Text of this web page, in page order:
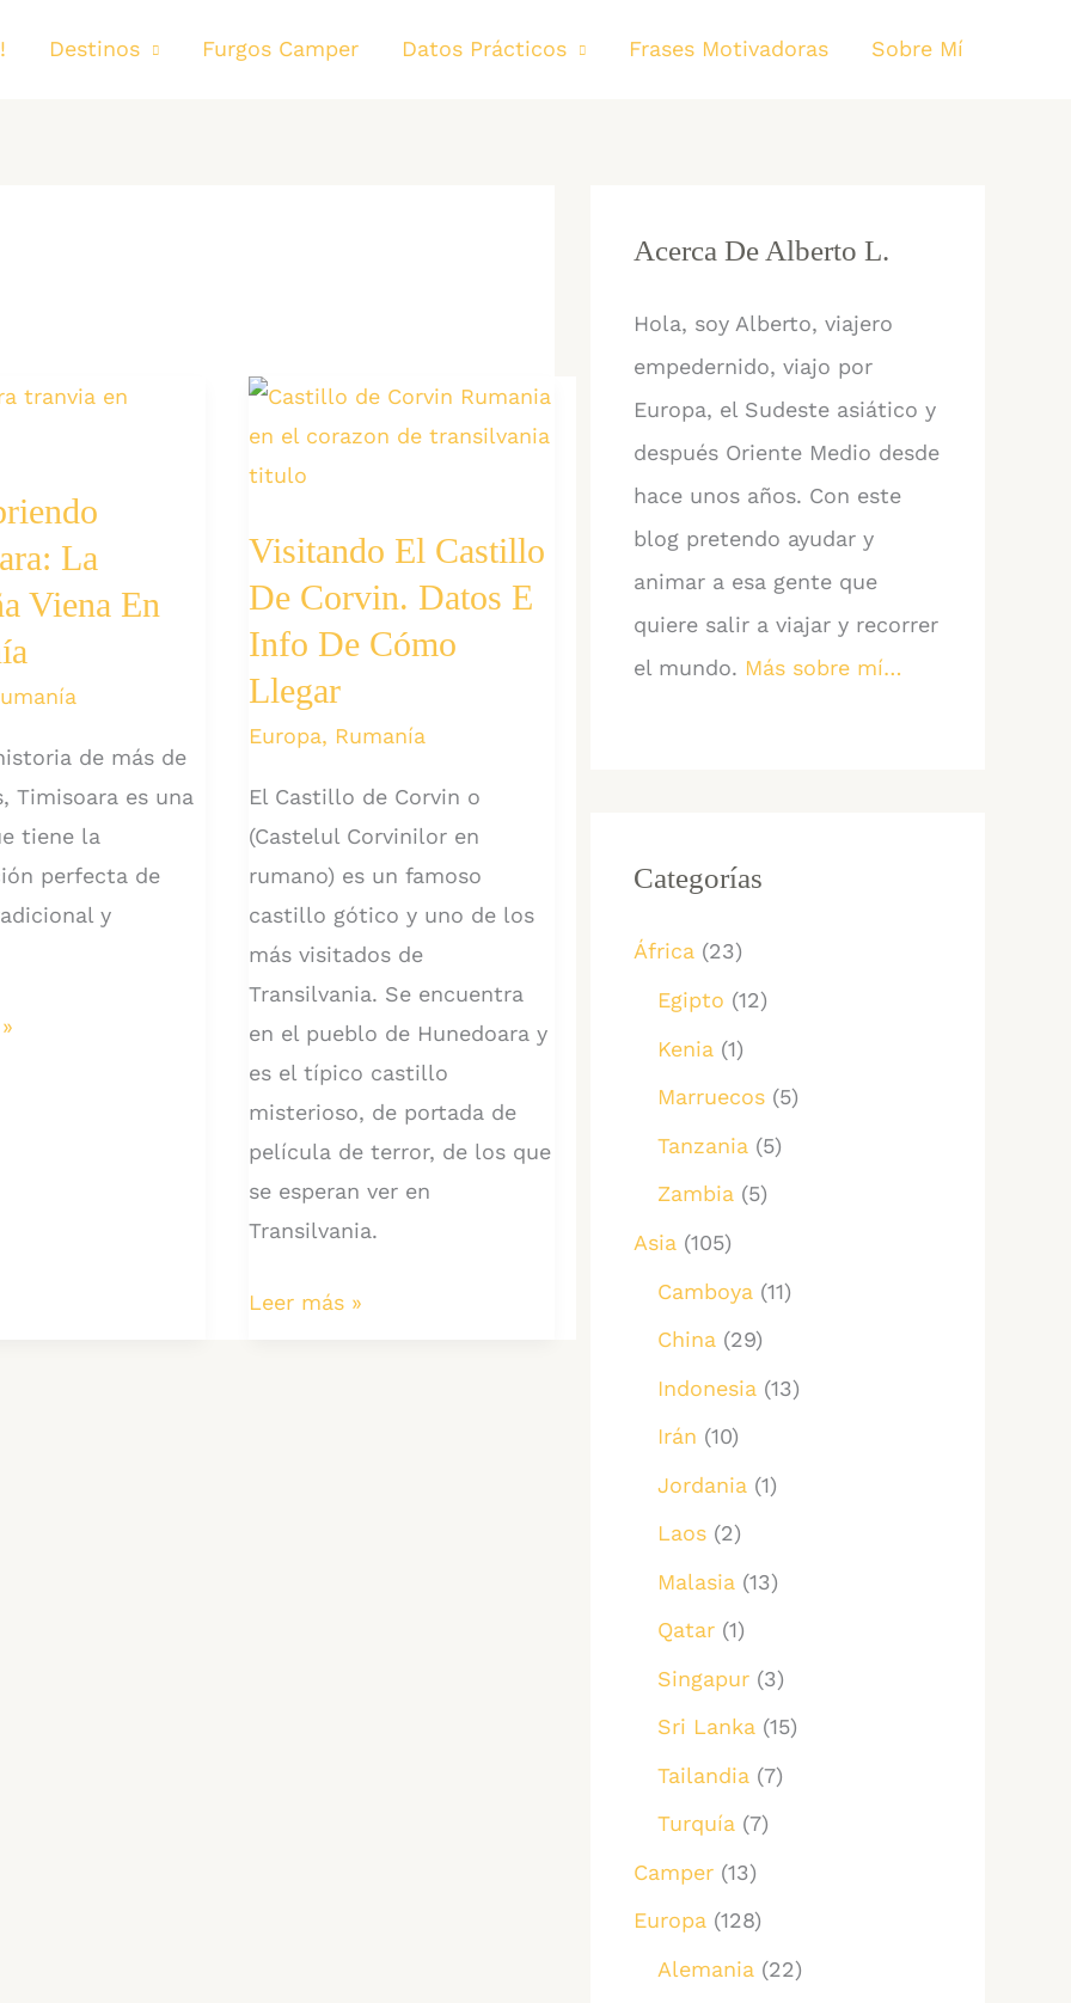
Destinos Furgos Camper Datos Prácticos Frases Motivadoras Sobre Mí
La
Viena En
de más de
Timisoara es una
tiene la
perfecta de
y
Visitando El Castillo
De Corvin. Datos E
Info De Cómo
Llegar
Europa, Rumanía
El Castillo de Corvin o
(Castelul Corvinilor en
rumano) es un famoso
castillo gótico y uno de los
más visitados de
Transilvania. Se encuentra
en el pueblo de Hunedoara y
es el típico castillo
misterioso, de portada de
película de terror, de los que
se esperan ver en
Transilvania.
Visitando
Leer más »
Acerca De Alberto L.
Hola, soy Alberto, viajero
empedernido, viajo por
Europa, el Sudeste asiático y
después Oriente Medio desde
hace unos años. Con este
blog pretendo ayudar y
animar a esa gente que
quiere salir a viajar y recorrer
el mundo. Más sobre mí…
Categorías
África (23)
Egipto (12)
Kenia (1)
Marruecos (5)
Tanzania (5)
Zambia (5)
Asia (105)
Camboya (11)
China (29)
Indonesia (13)
Irán (10)
Jordania (1)
Laos (2)
Malasia (13)
Qatar (1)
Singapur (3)
Sri Lanka (15)
Tailandia (7)
Turquía (7)
Camper (13)
Europa (128)
Alemania (22)